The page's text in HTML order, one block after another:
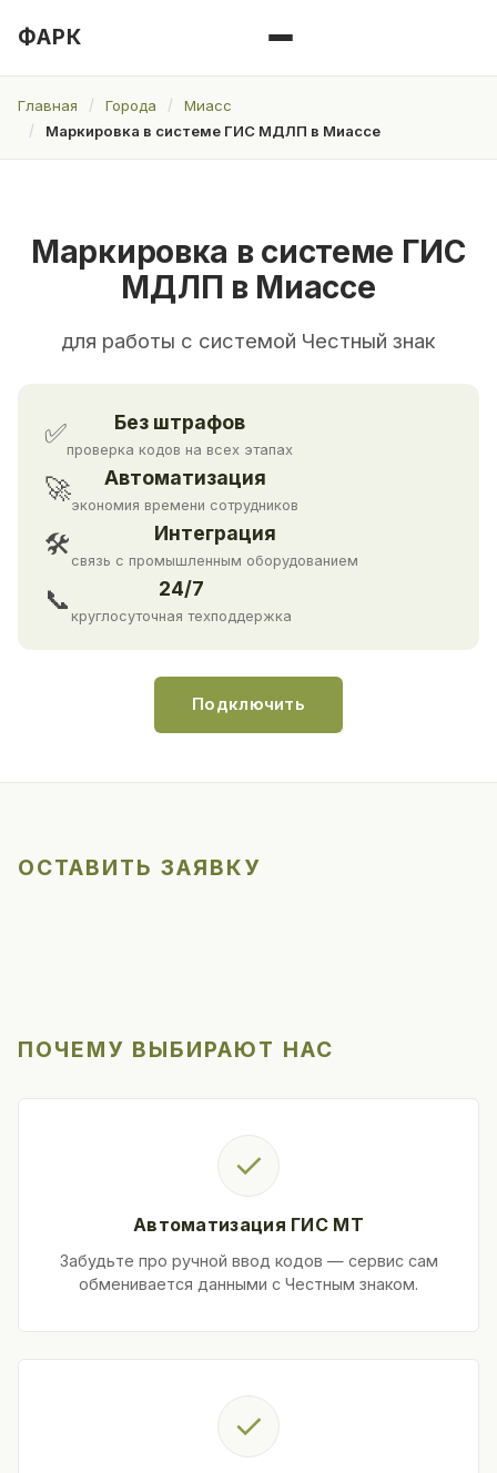
ФАРК
Главная Города
Миасс
Маркировка в системе ГИС МДЛП в Миассе
Маркировка в системе ГИС
МДЛП в Миассе
для работы с системой Честный знак
✅ Без штрафов
проверка кодов на всех этапах
🚀 Автоматизация
экономия времени сотрудников
🛠 Интеграция
связь с промышленным оборудованием
📞 24/7
круглосуточная техподдержка
Подключить
ОСТАВИТЬ ЗАЯВКУ
ПОЧЕМУ ВЫБИРАЮТ НАС
✓
Автоматизация ГИС МТ
Забудьте про ручной ввод кодов — сервис сам
обменивается данными с Честным знаком.
✓